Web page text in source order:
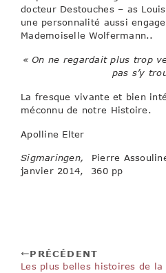
docteur Destouches – as
une personnalité aussi
Mademoiselle Wolfermann..
« On ne regardait plus trop
pas s’y
La fresque vivante et bien
méconnu de notre Histoire.
Apolline Elter
Sigmaringen,
Pierre
janvier 2014, 360 pp
PRÉCÉDENT
Les plus belles histoires de la